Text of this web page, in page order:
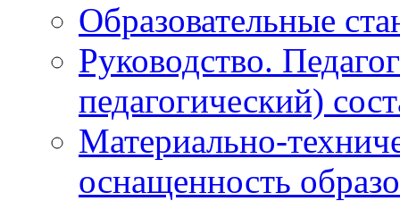
Образовательные
Руководство.
педагогический)
Материально-
оснащенность